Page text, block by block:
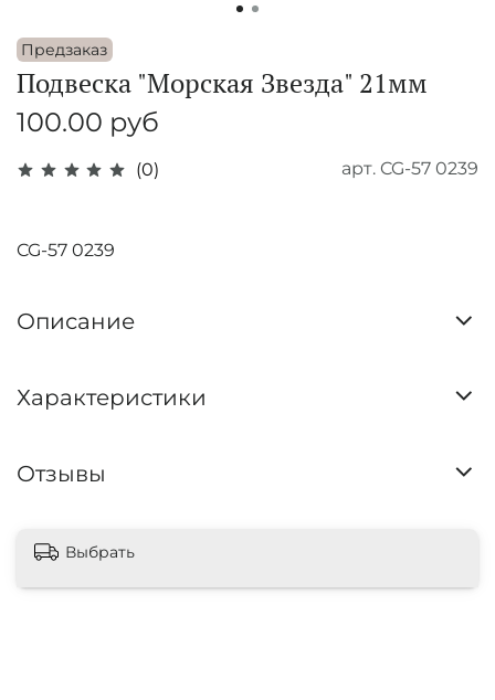
Предзаказ
(0) арт. CG-57 0239
Подвеска "Морская Звезда" 21мм
100.00 руб
CG-57 0239
Описание
Характеристики
Отзывы
Выбрать